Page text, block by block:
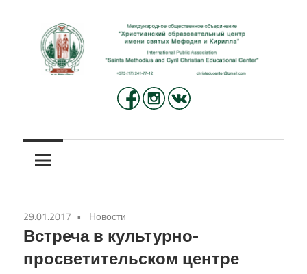
содержимому
Христианский
центр
святых
Мефодия
Международное
«Христианский
образовательный
святых
Мефодия
и
29.01.2017 Новости
Встреча в культурно-
просветительском центре